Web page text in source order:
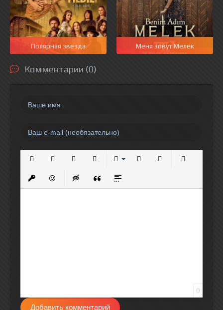
Полярная звезда Меня зовут Мелек
Комментарии (0)
Вставить защищенную ссылку
Вставить смайлик
Вставка скрытого текста
Вставка цитаты
Вставка спойлера
0
Добавить комментарий